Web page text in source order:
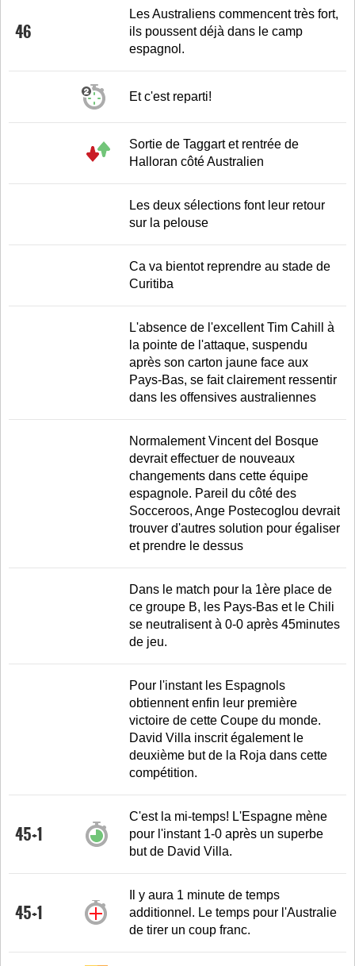
46
Les Australiens commencent très fort,
ils poussent déjà dans le camp
espagnol.
Et c'est reparti!
Sortie de Taggart et rentrée de
Halloran côté Australien
Les deux sélections font leur retour
sur la pelouse
Ca va bientot reprendre au stade de
Curitiba
L'absence de l'excellent Tim Cahill à
la pointe de l'attaque, suspendu
après son carton jaune face aux
Pays-Bas, se fait clairement ressentir
dans les offensives australiennes
Normalement Vincent del Bosque
devrait effectuer de nouveaux
changements dans cette équipe
espagnole. Pareil du côté des
Socceroos, Ange Postecoglou devrait
trouver d'autres solution pour égaliser
et prendre le dessus
Dans le match pour la 1ère place de
ce groupe B, les Pays-Bas et le Chili
se neutralisent à 0-0 après 45minutes
de jeu.
Pour l'instant les Espagnols
obtiennent enfin leur première
victoire de cette Coupe du monde.
David Villa inscrit également le
deuxième but de la Roja dans cette
compétition.
45+1
C'est la mi-temps! L'Espagne mène
pour l'instant 1-0 après un superbe
but de David Villa.
45+1
Il y aura 1 minute de temps
additionnel. Le temps pour l'Australie
de tirer un coup franc.